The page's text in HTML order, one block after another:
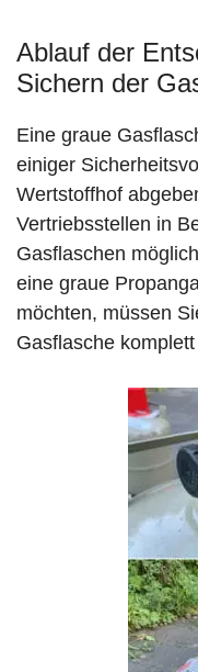
Ablauf der
Sichern der
Eine graue
einiger
Wertstoffhof
Vertriebsstellen in
Gasflaschen
eine graue
möchten, müssen
Gasflasche